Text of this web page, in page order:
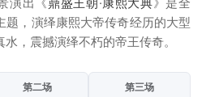
题，演绎康熙大帝传奇经历的大型
，震撼演绎不朽的帝王传奇。
第二场 第三场